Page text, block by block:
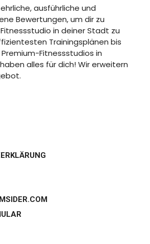
ausführliche und
Bewertungen, um dir zu
in deiner Stadt zu
Trainingsplänen bis
Fitnessstudios in
alles für dich! Wir erweitern